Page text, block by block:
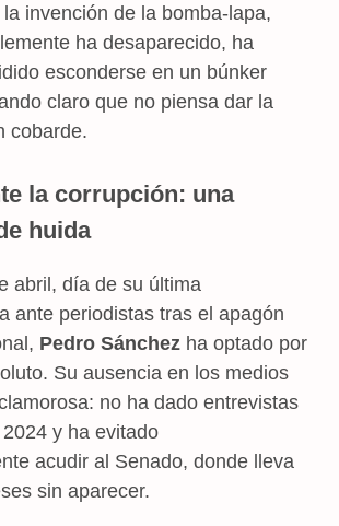
invención de la bomba-lapa,
ha desaparecido, ha
esconderse en un búnker
claro que no piensa dar la
cobarde.
la corrupción: una
huida
abril, día de su última
ante periodistas tras el apagón
Pedro Sánchez ha optado por
Su ausencia en los medios
no ha dado entrevistas
y ha evitado
acudir al Senado, donde lleva
sin aparecer.